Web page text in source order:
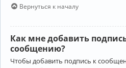
Вернуться к началу
Как мне добавить
сообщению?
Чтобы добавить подпись к